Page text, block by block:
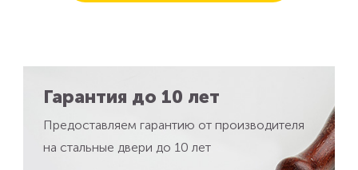
Гарантия до 10 лет
Предоставляем гарантию от производителя
на стальные двери до 10 лет